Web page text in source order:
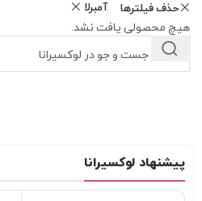
حذف فیلترها آمبرلا
هیچ محصولی یافت نشد.
پیشنهاد لوکسیرانا